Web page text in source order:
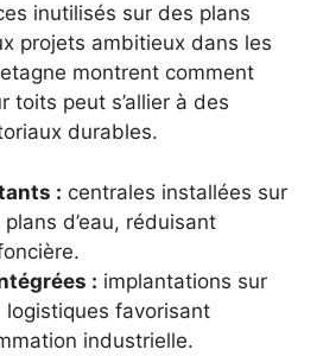
inutilisés sur des plans
projets ambitieux dans les
montrent comment
toits peut s’allier à des
durables.
: centrales installées sur
d’eau, réduisant
: implantations sur
logistiques favorisant
industrielle.